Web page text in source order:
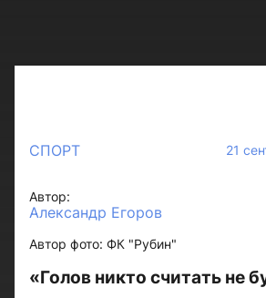
СПОРТ 21
Автор:
Александр Егоров
Автор фото: ФК "Рубин"
«Голов никто считать не